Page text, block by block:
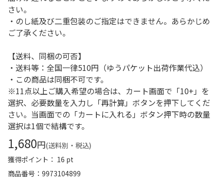
さい。
・のし紙及び二重包装のご指定はできません。あらかじめ
ご了承ください。
【送料、同梱の可否】
・送料等：全国一律510円（ゆうパケット出荷作業代込）
・この商品は同梱不可です。
※11点以上ご購入希望の場合は、カート画面で「10+」を
選択、必要数量を入力し「再計算」ボタンを押下してくだ
さい。当画面での「カートに入れる」ボタン押下時の数量
選択は1個で結構です。
1,680円(送料別・税込)
獲得ポイント： 16 pt
商品番号
9973104899